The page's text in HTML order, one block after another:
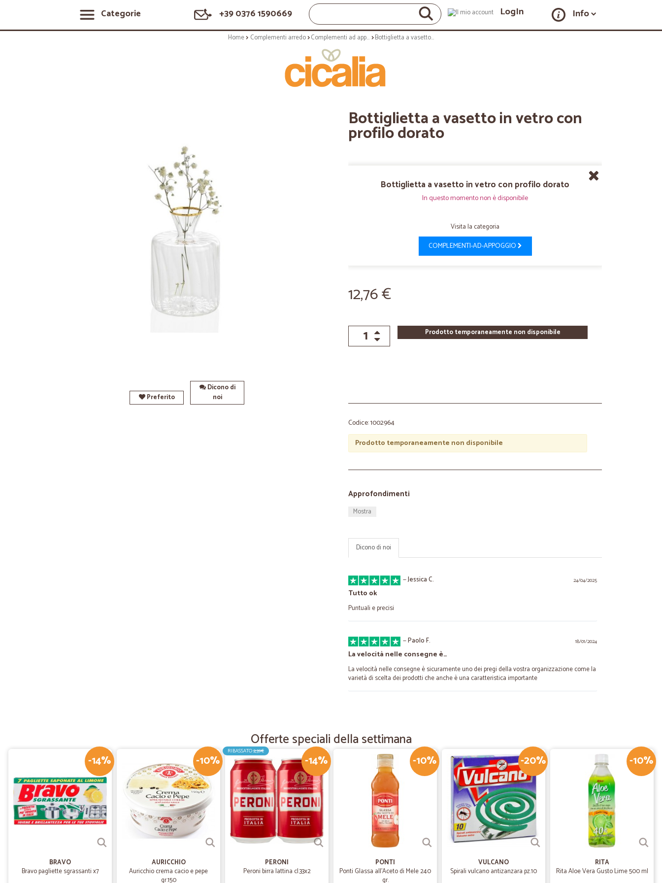
Categorie +39 0376 1590669 LogIn Info
Home Complementi arredo Complementi ad appoggio Bottiglietta a vasetto in vetro con profilo dorato
Preferito
Dicono di
noi
Bottiglietta a vasetto in vetro con
profilo dorato
Bottiglietta a vasetto in vetro con profilo dorato
In questo momento non è disponibile
Visita la categoria
COMPLEMENTI-AD-APPOGGIO
12,76 €
Prodotto temporaneamente non disponibile
Codice: 1002964
Prodotto temporaneamente non disponibile
Approfondimenti
Mostra
Dicono di noi
24/04/2025
—Jessica C.
Tutto ok
Puntuali e precisi
18/01/2024
—Paolo F.
La velocità nelle consegne è…
La velocità nelle consegne è sicuramente uno dei pregi della vostra organizzazione come la
varietà di scelta dei prodotti che anche è una caratteristica importante
Supermercato online molto fornito,consegna velocissima,mi hanno anche consegnato degli
12/12/2022
descrizione completea e appropriata…
descrizione completea e appropriata tutto ok
27/11/2022
Francesco T.
per adesso i prezzi sono ancora contenuti
Offerte speciali della settimana
-14%
BRAVO
Bravo pagliette sgrassanti x7
-10%
AURICCHIO
Auricchio crema cacio e pepe
gr.150
-14%
RIBASSATO2,39€
PERONI
Peroni birra lattina cl.33x2
-10%
PONTI
Ponti Glassa all'Aceto di Mele 240
gr.
-20%
VULCANO
Spirali vulcano antizanzara pz.10
-10%
RITA
Rita Aloe Vera Gusto Lime 500 ml